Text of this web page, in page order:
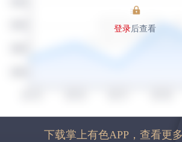
登录后查看
下载掌上有色APP，查看更